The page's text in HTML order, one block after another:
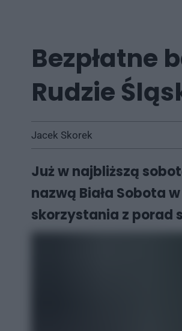
Bezpłatne
Rudzie
Jacek Skorek
Już w najbliższą
nazwą Biała Sobota
skorzystania z porad